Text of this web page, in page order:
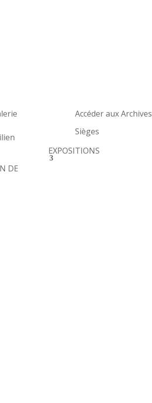
Accéder aux Archives
Sièges
EXPOSITIONS